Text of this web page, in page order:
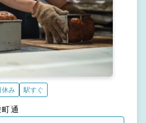
休み 駅すぐ
戸市中央区 栄町通